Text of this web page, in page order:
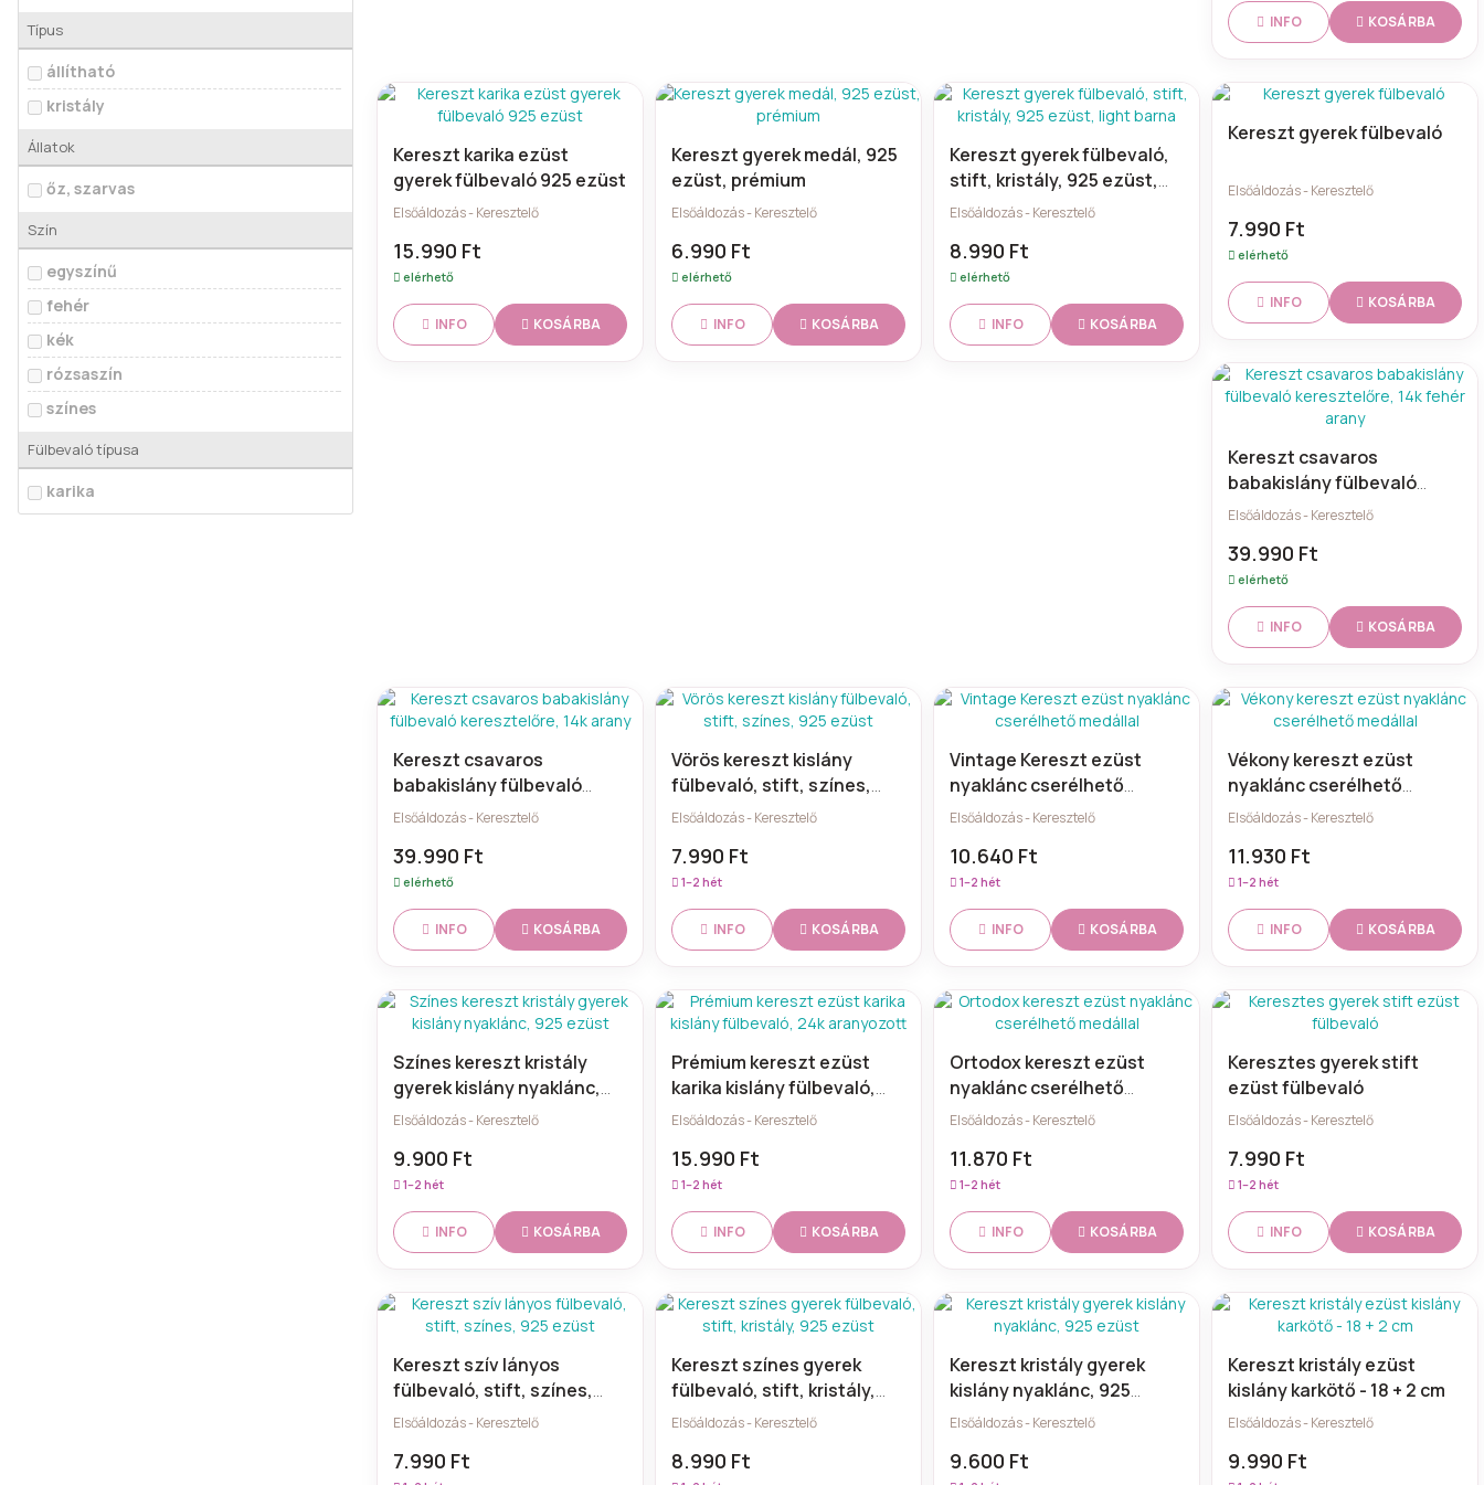
Típus
állítható
kristály
Állatok
őz, szarvas
Szín
egyszínű
fehér
kék
rózsaszín
színes
Fülbevaló típusa
karika
INFO KOSÁRBA
Kereszt karika ezüst
gyerek fülbevaló 925 ezüst
Elsőáldozás - Keresztelő
15.990 Ft
elérhető
INFO KOSÁRBA
Kereszt gyerek medál, 925
ezüst, prémium
Elsőáldozás - Keresztelő
6.990 Ft
elérhető
INFO KOSÁRBA
Kereszt gyerek fülbevaló,
stift, kristály, 925 ezüst,
light barna
Elsőáldozás - Keresztelő
8.990 Ft
elérhető
INFO KOSÁRBA
Kereszt gyerek fülbevaló
Elsőáldozás - Keresztelő
7.990 Ft
elérhető
INFO KOSÁRBA
Kereszt csavaros
babakislány fülbevaló
keresztelőre, 14k fehér
Elsőáldozás - Keresztelő
39.990 Ft
elérhető
INFO KOSÁRBA
Kereszt csavaros
babakislány fülbevaló
keresztelőre, 14k arany
Elsőáldozás - Keresztelő
39.990 Ft
elérhető
INFO KOSÁRBA
Vörös kereszt kislány
fülbevaló, stift, színes,
925 ezüst
Elsőáldozás - Keresztelő
7.990 Ft
1–2 hét
INFO KOSÁRBA
Vintage Kereszt ezüst
nyaklánc cserélhető
medállal
Elsőáldozás - Keresztelő
10.640 Ft
1–2 hét
INFO KOSÁRBA
Vékony kereszt ezüst
nyaklánc cserélhető
medállal
Elsőáldozás - Keresztelő
11.930 Ft
1–2 hét
INFO KOSÁRBA
Színes kereszt kristály
gyerek kislány nyaklánc,
925 ezüst
Elsőáldozás - Keresztelő
9.900 Ft
1–2 hét
INFO KOSÁRBA
Prémium kereszt ezüst
karika kislány fülbevaló,
24k aranyozott
Elsőáldozás - Keresztelő
15.990 Ft
1–2 hét
INFO KOSÁRBA
Ortodox kereszt ezüst
nyaklánc cserélhető
medállal
Elsőáldozás - Keresztelő
11.870 Ft
1–2 hét
INFO KOSÁRBA
Keresztes gyerek stift
ezüst fülbevaló
Elsőáldozás - Keresztelő
7.990 Ft
1–2 hét
INFO KOSÁRBA
Kereszt szív lányos
fülbevaló, stift, színes,
925 ezüst
Elsőáldozás - Keresztelő
7.990 Ft
Kereszt színes gyerek
fülbevaló, stift, kristály,
925 ezüst
Elsőáldozás - Keresztelő
8.990 Ft
Kereszt kristály gyerek
kislány nyaklánc, 925
ezüst
Elsőáldozás - Keresztelő
9.600 Ft
Kereszt kristály ezüst
kislány karkötő - 18 + 2 cm
Elsőáldozás - Keresztelő
9.990 Ft